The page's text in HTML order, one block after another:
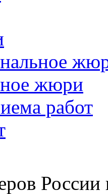
жюри
работ
России